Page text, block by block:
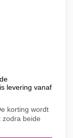
levering vanaf
korting wordt
zodra beide